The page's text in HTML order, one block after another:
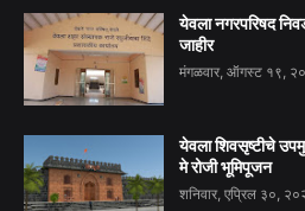
येवला नगरपरिषद
जाहीर
मंगळवार, ऑगस्ट १९,
येवला शिवसृष्टीचे
मे रोजी भूमिपूजन
शनिवार, एप्रिल ३०,